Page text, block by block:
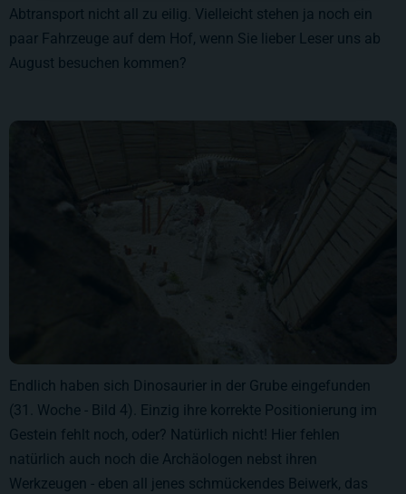
Abtransport nicht all zu eilig. Vielleicht stehen ja noch ein
paar Fahrzeuge auf dem Hof, wenn Sie lieber Leser uns ab
August besuchen kommen?
Endlich haben sich Dinosaurier in der Grube eingefunden
(31. Woche - Bild 4). Einzig ihre korrekte Positionierung im
Gestein fehlt noch, oder? Natürlich nicht! Hier fehlen
natürlich auch noch die Archäologen nebst ihren
Werkzeugen - eben all jenes schmückendes Beiwerk, das